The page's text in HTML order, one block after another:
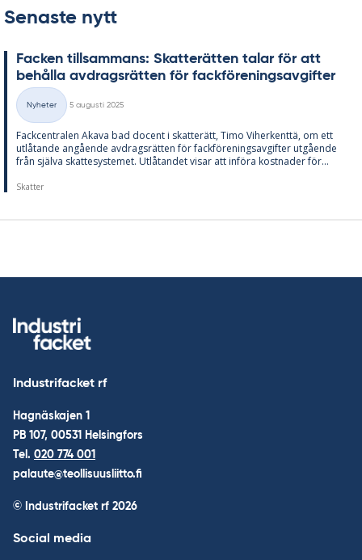
Senaste nytt
Fac­ken till­sam­mans: Skat­te­rät­ten ta­lar för att
be­hål­la av­drags­rät­ten för fack­för­e­nings­av­gif­ter
Kategorier
Nyheter
5 augusti 2025
Fack­cen­tra­len Akava bad do­cent i skat­te­rätt, Timo Vi­her­kenttä, om ett
ut­lå­tan­de an­gå­en­de av­drags­rät­ten för fack­för­e­nings­av­gif­ter ut­gå­en­de
från själva skat­te­sy­ste­met. Ut­lå­tan­det vi­sar att in­fö­ra kost­na­der för...
Skatter
Industrifacket rf
Hagnäskajen 1
PB 107, 00531 Helsingfors
Tel. 020 774 001
palaute@teollisuusliitto.fi
© Industrifacket rf 2026
Social media